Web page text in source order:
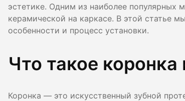
эстетике. Одним из наиболее популярных
керамической на каркасе. В этой статье
особенности и процесс установки.
Что такое
Коронка — это искусственный зубной